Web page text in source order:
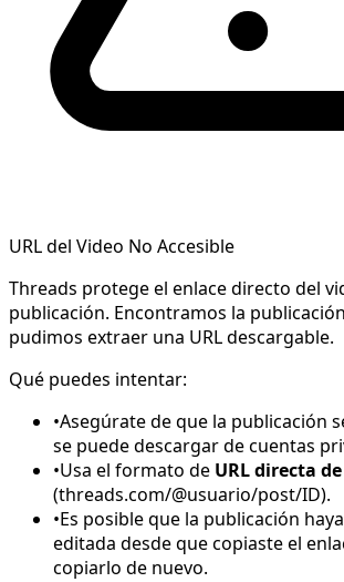
URL del Video No Accesible
Threads protege el enlace directo del
publicación. Encontramos la
pudimos extraer una URL descargable.
Qué puedes intentar:
•Asegúrate de que la publicación
se puede descargar de cuentas
•Usa el formato de URL directa
(threads.com/@usuario/post/ID).
•Es posible que la publicación
editada desde que copiaste el
copiarlo de nuevo.